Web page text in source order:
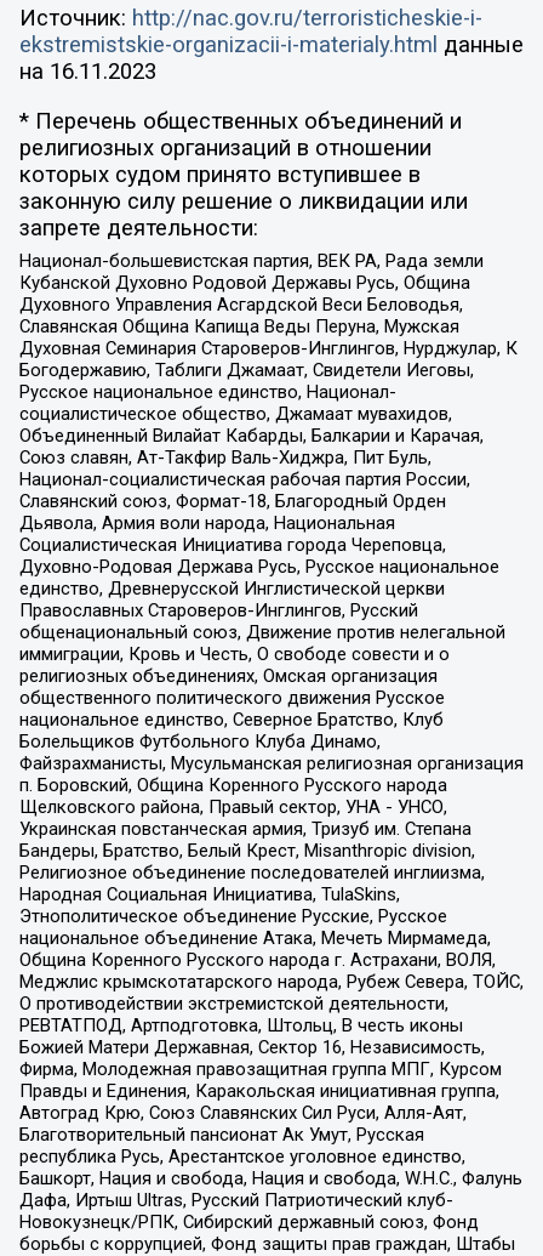
Источник: http://nac.gov.ru/terroristicheskie-i-
ekstremistskie-organizacii-i-materialy.html данные
на 16.11.2023
* Перечень общественных объединений и
религиозных организаций в отношении
которых судом принято вступившее в
законную силу решение о ликвидации или
запрете деятельности:
Национал-большевистская партия, ВЕК РА, Рада земли
Кубанской Духовно Родовой Державы Русь, Община
Духовного Управления Асгардской Веси Беловодья,
Славянская Община Капища Веды Перуна, Мужская
Духовная Семинария Староверов-Инглингов, Нурджулар, К
Богодержавию, Таблиги Джамаат, Свидетели Иеговы,
Русское национальное единство, Национал-
социалистическое общество, Джамаат мувахидов,
Объединенный Вилайат Кабарды, Балкарии и Карачая,
Союз славян, Ат-Такфир Валь-Хиджра, Пит Буль,
Национал-социалистическая рабочая партия России,
Славянский союз, Формат-18, Благородный Орден
Дьявола, Армия воли народа, Национальная
Социалистическая Инициатива города Череповца,
Духовно-Родовая Держава Русь, Русское национальное
единство, Древнерусской Инглистической церкви
Православных Староверов-Инглингов, Русский
общенациональный союз, Движение против нелегальной
иммиграции, Кровь и Честь, О свободе совести и о
религиозных объединениях, Омская организация
общественного политического движения Русское
национальное единство, Северное Братство, Клуб
Болельщиков Футбольного Клуба Динамо,
Файзрахманисты, Мусульманская религиозная организация
п. Боровский, Община Коренного Русского народа
Щелковского района, Правый сектор, УНА - УНСО,
Украинская повстанческая армия, Тризуб им. Степана
Бандеры, Братство, Белый Крест, Misanthropic division,
Религиозное объединение последователей инглиизма,
Народная Социальная Инициатива, TulaSkins,
Этнополитическое объединение Русские, Русское
национальное объединение Атака, Мечеть Мирмамеда,
Община Коренного Русского народа г. Астрахани, ВОЛЯ,
Меджлис крымскотатарского народа, Рубеж Севера, ТОЙС,
О противодействии экстремистской деятельности,
РЕВТАТПОД, Артподготовка, Штольц, В честь иконы
Божией Матери Державная, Сектор 16, Независимость,
Фирма, Молодежная правозащитная группа МПГ, Курсом
Правды и Единения, Каракольская инициативная группа,
Автоград Крю, Союз Славянских Сил Руси, Алля-Аят,
Благотворительный пансионат Ак Умут, Русская
республика Русь, Арестантское уголовное единство,
Башкорт, Нация и свобода, Нация и свобода, W.H.С., Фалунь
Дафа, Иртыш Ultras, Русский Патриотический клуб-
Новокузнецк/РПК, Сибирский державный союз, Фонд
борьбы с коррупцией, Фонд защиты прав граждан, Штабы